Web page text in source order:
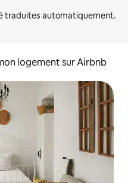
logement sur Airbnb